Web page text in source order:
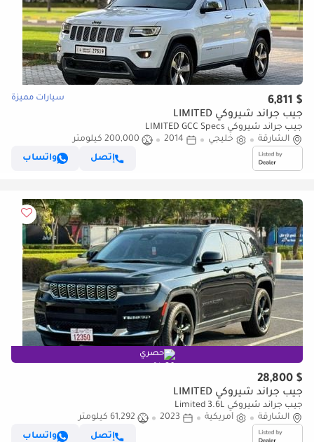
$ 6,811 سيارات مميزة
جيب جراند شيروكي LIMITED
جيب جراند شيروكي LIMITED GCC Specs
الشارقة
خليجي 2014
200,000 كيلومتر
إتصل
واتساب
حصري
$ 28,800
جيب جراند شيروكي LIMITED
جيب جراند شيروكي Limited 3.6L
الشارقة
أمريكية 2023
61,292 كيلومتر
إتصل
واتساب